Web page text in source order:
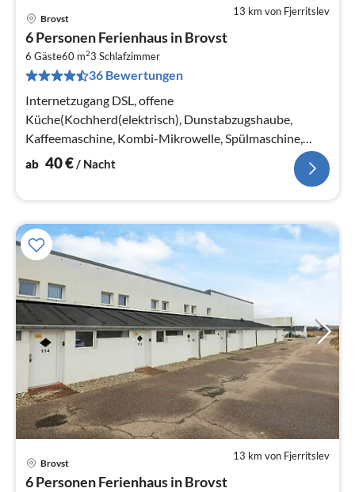
13 km von Fjerritslev
Brovst
6 Personen Ferienhaus in Brovst
6 Gäste60 m23 Schlafzimmer
36 Bewertungen
Internetzugang DSL, offene
Küche(Kochherd(elektrisch), Dunstabzugshaube,
Kaffeemaschine, Kombi-Mikrowelle, Spülmaschine,
Kühl-/Gefrierkombination)
ab 40€ / Nacht
13 km von Fjerritslev
Brovst
6 Personen Ferienhaus in Brovst